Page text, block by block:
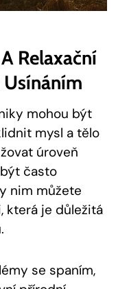
Relaxační
mohou být
mysl a tělo
úroveň
často
nim můžete
která je důležitá
se spaním,